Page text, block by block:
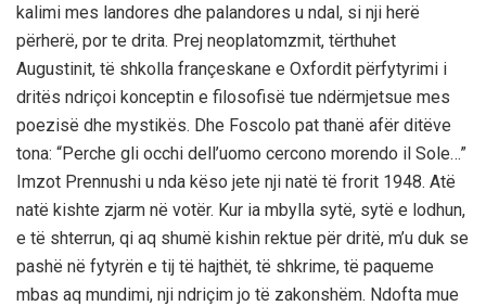
kalimi mes landores dhe palandores u ndal, si nji herë
përherë, por te drita. Prej neoplatomzmit, tërthuhet
Augustinit, të shkolla françeskane e Oxfordit përfytyrimi i
dritës ndriçoi konceptin e filosofisë tue ndërmjetsue mes
poezisë dhe mystikës. Dhe Foscolo pat thanë afër ditëve
tona: “Perche gli occhi dell’uomo cercono morendo il Sole…”
Imzot Prennushi u nda këso jete nji natë të frorit 1948. Atë
natë kishte zjarm në votër. Kur ia mbylla sytë, sytë e lodhun,
e të shterrun, qi aq shumë kishin rektue për dritë, m’u duk se
pashë në fytyrën e tij të hajthët, të shkrime, të paqueme
mbas aq mundimi, nji ndriçim jo të zakonshëm. Ndofta mue